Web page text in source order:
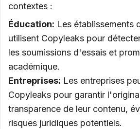
contextes :
Éducation: Les établissements
utilisent Copyleaks pour
les soumissions d'essais et
académique.
Entreprises: Les entreprises
Copyleaks pour garantir
transparence de leur contenu,
risques juridiques potentiels.